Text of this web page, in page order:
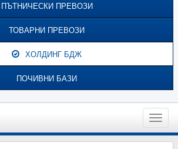
ПЪТНИЧЕСКИ ПРЕВОЗИ
ТОВАРНИ ПРЕВОЗИ
ХОЛДИНГ БДЖ
ПОЧИВНИ БАЗИ
Toggle